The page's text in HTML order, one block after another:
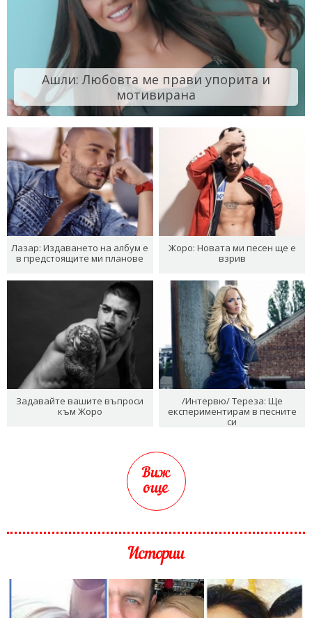
Ашли: Любовта ме прави упорита и
мотивирана
Лазар: Издаването на албум е
в предстоящите ми планове
Жоро: Новата ми песен ще е
взрив
Задавайте вашите въпроси
към Жоро
/Интервю/ Тереза: Ще
експериментирам в песните
си
Виж
още
Истории